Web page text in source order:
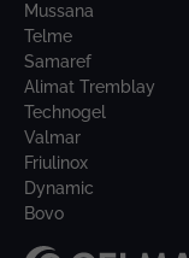
Mussana
Telme
Samaref
Alimat Tremblay
Technogel
Valmar
Friulinox
Dynamic
Bovo